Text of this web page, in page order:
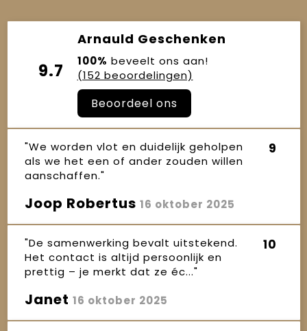
9.7
Arnauld Geschenken
100% beveelt ons aan!
(152 beoordelingen)
Beoordeel ons
"We worden vlot en duidelijk geholpen
als we het een of ander zouden willen
aanschaffen."
9
Joop Robertus 16 oktober 2025
"De samenwerking bevalt uitstekend.
Het contact is altijd persoonlijk en
prettig – je merkt dat ze éc..."
10
Janet 16 oktober 2025